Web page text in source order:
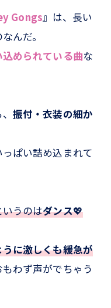
Gongs』は、長い
んだ。
められている曲な
、振付・衣装の細か
ぱい詰め込まれて
うのはダンス💖
に激しくも緩急が
わず声がでちゃう